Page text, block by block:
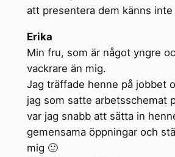
att presentera dem känns
Erika
Min fru, som är något yngre
vackrare än mig.
Jag träffade henne på jobbet
jag som satte arbetsschemat
var jag snabb att sätta in
gemensama öppningar och
mig 🙂